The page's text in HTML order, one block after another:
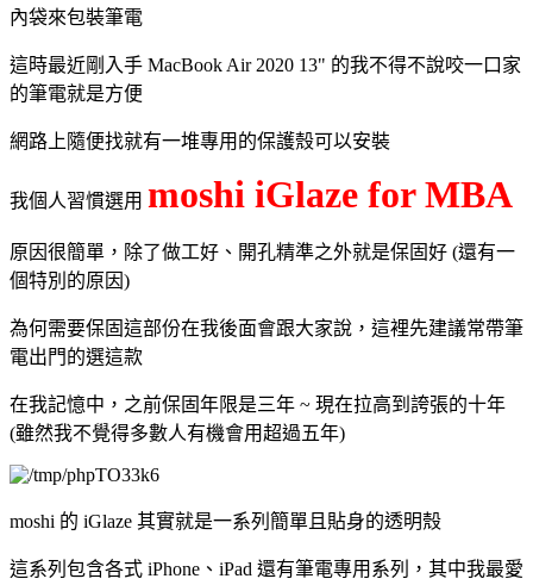
內袋來包裝筆電
這時最近剛入手 MacBook Air 2020 13" 的我不得不說咬一口家
的筆電就是方便
網路上隨便找就有一堆專用的保護殼可以安裝
我個人習慣選用 moshi iGlaze for MBA
原因很簡單，除了做工好、開孔精準之外就是保固好 (還有一
個特別的原因)
為何需要保固這部份在我後面會跟大家說，這裡先建議常帶筆
電出門的選這款
在我記憶中，之前保固年限是三年 ~ 現在拉高到誇張的十年
(雖然我不覺得多數人有機會用超過五年)
moshi 的 iGlaze 其實就是一系列簡單且貼身的透明殼
這系列包含各式 iPhone、iPad 還有筆電專用系列，其中我最愛